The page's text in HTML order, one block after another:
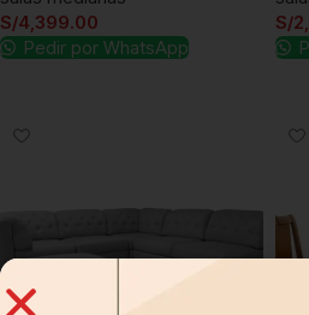
S/4,399.00
Pedir por WhatsApp
S/